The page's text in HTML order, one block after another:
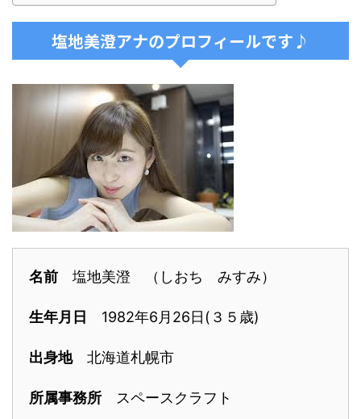
塩地美澄アナのプロフィールです♪
名前 塩地美澄 （しおち みすみ）
生年月日 1982年6月26日(３５歳)
出身地北海道札幌市
所属事務所 スペースクラフト